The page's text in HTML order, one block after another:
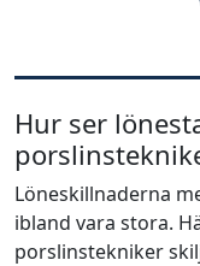
Hur ser
Löneskillnaderna
ibland vara stora.
porslinstekniker